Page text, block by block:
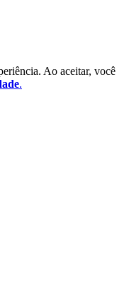
Ao aceitar, você
.